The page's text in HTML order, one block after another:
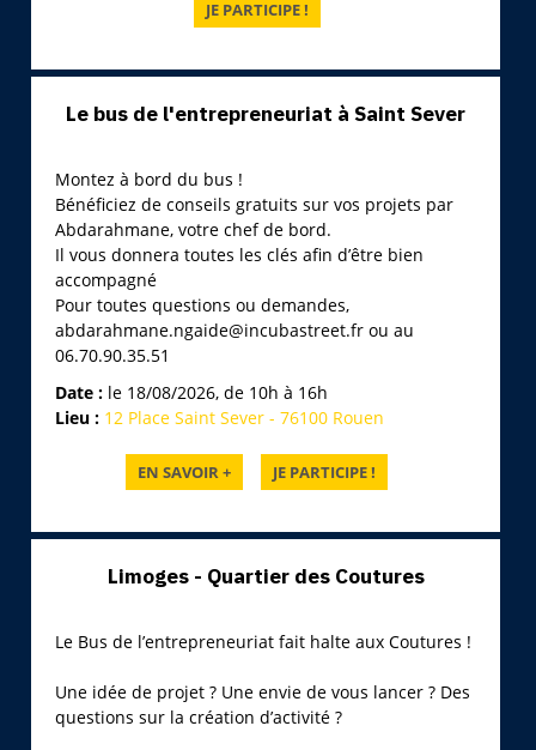
Le bus de l'entrepreneuriat à Saint Sever
Montez à bord du bus !
Bénéficiez de conseils gratuits sur vos projets par
Abdarahmane, votre chef de bord.
Il vous donnera toutes les clés afin d’être bien
accompagné
Pour toutes questions ou demandes,
abdarahmane.ngaide@incubastreet.fr ou au
06.70.90.35.51
Date : le 18/08/2026, de 10h à 16h
Lieu : 12 Place Saint Sever - 76100 Rouen
Limoges - Quartier des Coutures
Le Bus de l’entrepreneuriat fait halte aux Coutures !
Une idée de projet ? Une envie de vous lancer ? Des
questions sur la création d’activité ?